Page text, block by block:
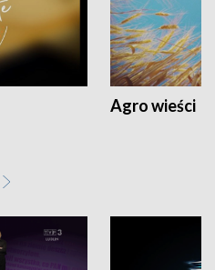
Agro wieści